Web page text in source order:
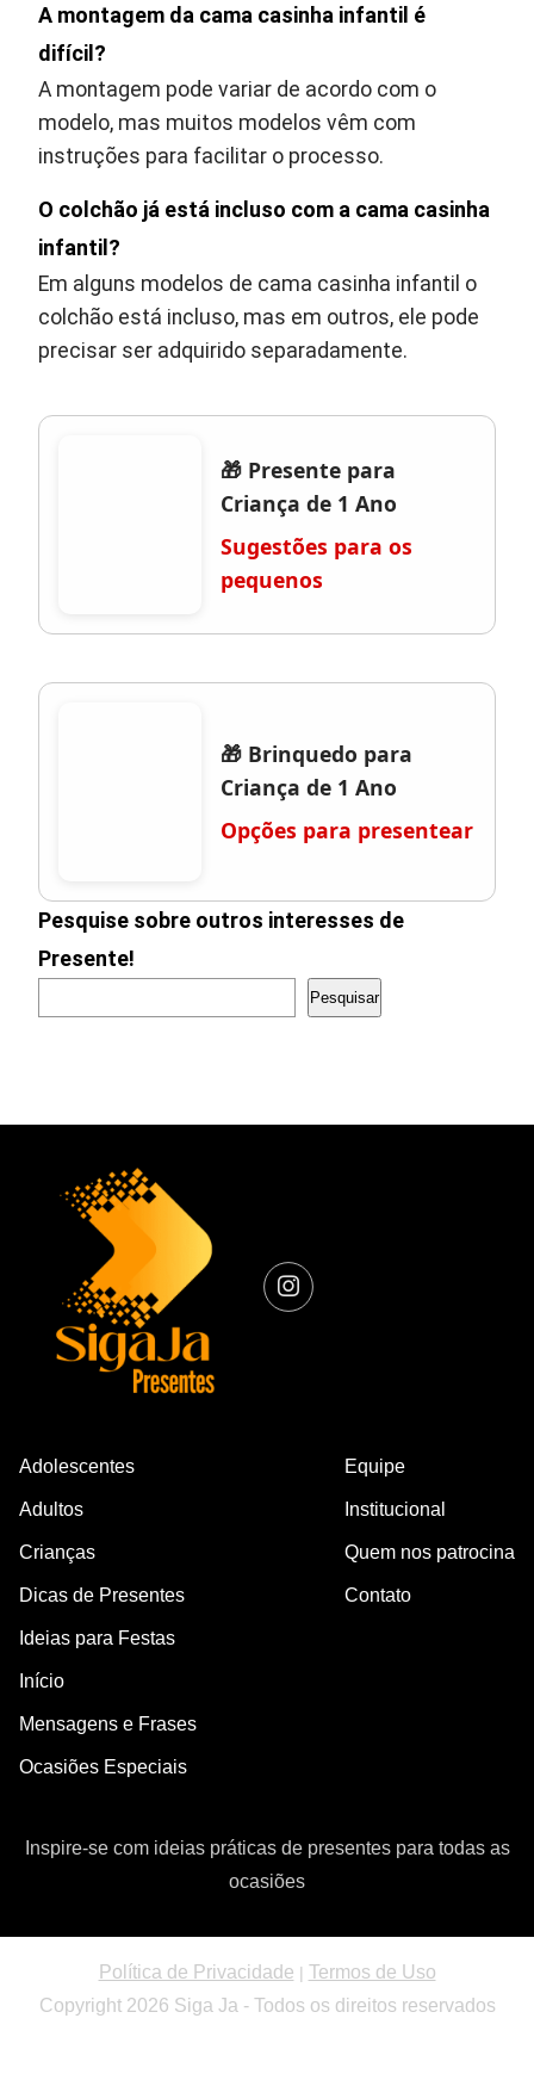
A montagem da cama casinha infantil é
difícil?
A montagem pode variar de acordo com o
modelo, mas muitos modelos vêm com
instruções para facilitar o processo.
O colchão já está incluso com a cama casinha
infantil?
Em alguns modelos de cama casinha infantil o
colchão está incluso, mas em outros, ele pode
precisar ser adquirido separadamente.
🎁 Presente para
Criança de 1 Ano
Sugestões para os
pequenos
🎁 Brinquedo para
Criança de 1 Ano
Opções para presentear
Pesquise sobre outros interesses de
Presente!
Pesquisar
Adolescentes
Adultos
Crianças
Dicas de Presentes
Ideias para Festas
Início
Mensagens e Frases
Ocasiões Especiais
Equipe
Institucional
Quem nos patrocina
Contato
Inspire-se com ideias práticas de presentes para todas as
ocasiões
Política de Privacidade | Termos de Uso
Copyright 2026 Siga Ja - Todos os direitos reservados